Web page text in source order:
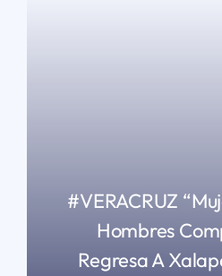
#VERACRUZ
Hombres
Regresa A